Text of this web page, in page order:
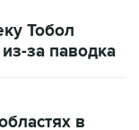
Тобол
за паводка
в